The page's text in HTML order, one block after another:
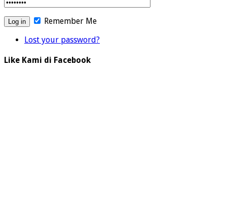
Remember Me
Lost your password?
Like Kami di Facebook